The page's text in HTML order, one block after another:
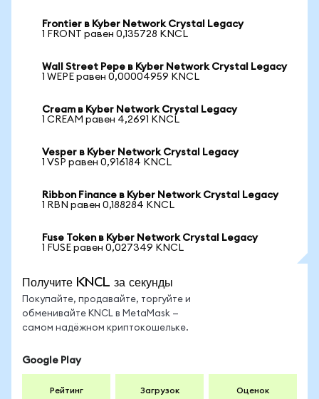
Frontier в Kyber Network Crystal Legacy
1 FRONT равен 0,135728 KNCL
Wall Street Pepe в Kyber Network Crystal Legacy
1 WEPE равен 0,00004959 KNCL
Cream в Kyber Network Crystal Legacy
1 CREAM равен 4,2691 KNCL
Vesper в Kyber Network Crystal Legacy
1 VSP равен 0,916184 KNCL
Ribbon Finance в Kyber Network Crystal Legacy
1 RBN равен 0,188284 KNCL
Fuse Token в Kyber Network Crystal Legacy
1 FUSE равен 0,027349 KNCL
Получите KNCL за секунды
Покупайте, продавайте, торгуйте и
обменивайте KNCL в MetaMask —
самом надёжном криптокошельке.
Google Play
Рейтинг Загрузок Оценок